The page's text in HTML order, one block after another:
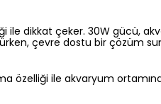
ile dikkat çeker. 30W gücü,
çevre dostu bir çözüm
özelliği ile akvaryum